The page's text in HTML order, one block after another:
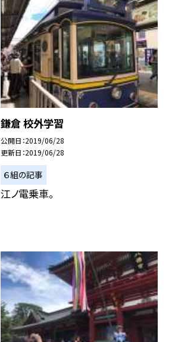
鎌倉 校外学習
公開日 2019/06/28
更新日 2019/06/28
６組の記事
江ノ電乗車。